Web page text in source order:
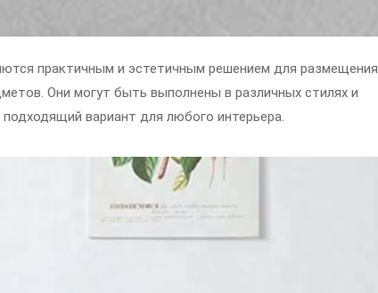
практичным и эстетичным решением для размещения
Они могут быть выполнены в различных стилях и
вариант для любого интерьера.